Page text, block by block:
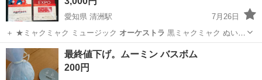
愛知県 清洲駅
7月26日
＋ ★ミャクミャク ミュージック オーケストラ
るみ サ…
愛知 清須市 清洲駅 おもちゃ オーケストラ
最終値下げ。ムーミン バスボム
200円